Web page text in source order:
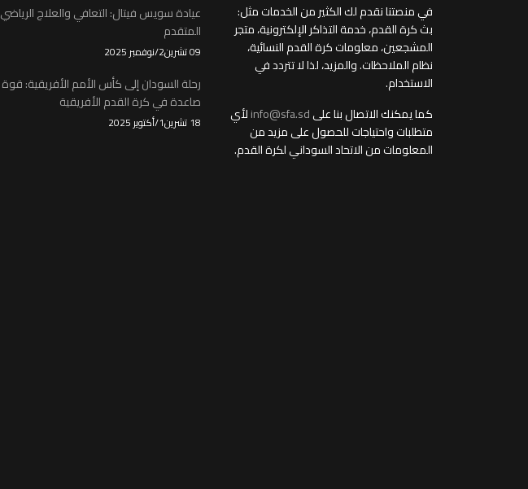
في منصتنا نقدم لك الكثير من الخدمات مثل:
بث كرة القدم، خدمة التذاكر الإلكترونية، متجر
المشجعين، معلومات كرة القدم النسائية،
نظام الملاحظات. والمزيد، لذا لا تتردد في
الاستخدام.
كما يمكنك الاتصال بنا علىinfo@sfa.sdلأي
متطلبات واحتياجات للحصول على مزيد من
المعلومات من الاتحاد السوداني لكرة القدم.
عيادة سويس فيتال: التعافي والعلاج الرياضي
المتقدم
09 تشرين2/نوفمبر 2025
رحلة السودان إلى كأس الأمم الأفريقية: قوة
صاعدة في كرة القدم الأفريقية
18 تشرين1/أكتوير 2025